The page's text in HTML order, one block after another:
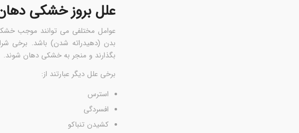
علل بروز خشکی
عوامل مختلفی می توانند موجب
بدن (دهیدراته شدن) باشد. برخی
بگذارند و منجر به خشکی دهان شوند.
برخی علل دیگر عبارتند از:
استرس
افسردگی
کشیدن تنباکو